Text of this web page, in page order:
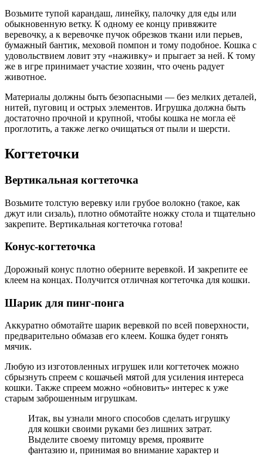
Возьмите тупой карандаш, линейку, палочку для еды или
обыкновенную ветку. К одному ее концу привяжите
веревочку, а к веревочке пучок обрезков ткани или перьев,
бумажный бантик, меховой помпон и тому подобное. Кошка с
удовольствием ловит эту «наживку» и прыгает за ней. К тому
же в игре принимает участие хозяин, что очень радует
животное.
Материалы должны быть безопасными — без мелких деталей,
нитей, пуговиц и острых элементов. Игрушка должна быть
достаточно прочной и крупной, чтобы кошка не могла её
проглотить, а также легко очищаться от пыли и шерсти.
Когтеточки
Вертикальная когтеточка
Возьмите толстую веревку или грубое волокно (такое, как
джут или сизаль), плотно обмотайте ножку стола и тщательно
закрепите. Вертикальная когтеточка готова!
Конус-когтеточка
Дорожный конус плотно оберните веревкой. И закрепите ее
клеем на концах. Получится отличная когтеточка для кошки.
Шарик для пинг-понга
Аккуратно обмотайте шарик веревкой по всей поверхности,
предварительно обмазав его клеем. Кошка будет гонять
мячик.
Любую из изготовленных игрушек или когтеточек можно
сбрызнуть спреем с кошачьей мятой для усиления интереса
кошки. Также спреем можно «обновить» интерес к уже
старым заброшенным игрушкам.
Итак, вы узнали много способов сделать игрушку
для кошки своими руками без лишних затрат.
Выделите своему питомцу время, проявите
фантазию и, принимая во внимание характер и